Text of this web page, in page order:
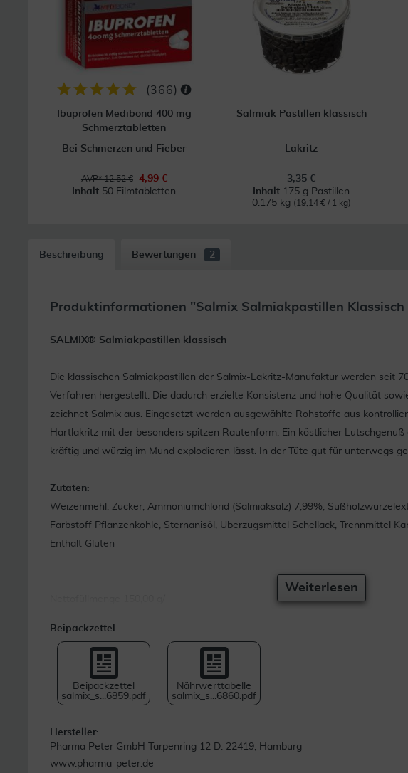
(366)
Ibuprofen Medibond 400 mg
Schmerztabletten
Bei Schmerzen und Fieber
AVP* 12,52 €
4,99 €
Inhalt 50 Filmtabletten
Salmiak Pastillen klassisch
Lakritz
3,35 €
Inhalt 175 g Pastillen
0.175 kg (19,14 € / 1 kg)
Beschreibung Bewertungen 2
Produktinformationen "Salmix Salmiakpastillen Klassisch
SALMIX® Salmiakpastillen klassisch
Die klassischen Salmiakpastillen der Salmix-Lakritz-Manufaktur werden seit
Verfahren hergestellt. Die dadurch erzielte Konsistenz und hohe Qualität
zeichnet Salmix aus. Eingesetzt werden ausgewählte Rohstoffe aus
Hartlakritz mit der besonders spitzen Rautenform. Ein köstlicher
kräftig und würzig im Mund explodieren lässt. In der Tüte gut für unterwegs
Zutaten:
Weizenmehl, Zucker, Ammoniumchlorid (Salmiaksalz) 7,99%,
Farbstoff Pflanzenkohle, Sternanisöl, Überzugsmittel Schellack, Trennmittel
Enthält Gluten
Weiterlesen
Beipackzettel
Beipackzettel
salmix_s...6859.pdf
Nährwerttabelle
salmix_s...6860.pdf
Hersteller:
Pharma Peter GmbH Tarpenring 12 D. 22419, Hamburg
www.pharma-peter.de